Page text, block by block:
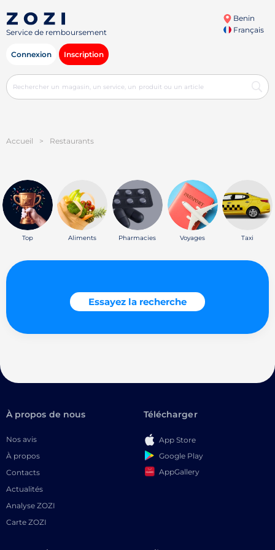
Service de remboursement
Benin
Français
Connexion Inscription
Accueil > Restaurants
Top Aliments Pharmacies Voyages Taxi
Essayez la recherche
À propos de nous
Nos avis
À propos
Contacts
Actualités
Analyse ZOZI
Carte ZOZI
Télécharger
App Store
Google Play
AppGallery